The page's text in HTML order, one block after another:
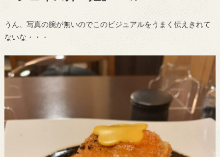
うん、写真の腕が無いのでこのビジュアルをうまく伝えきれて
ないな・・・